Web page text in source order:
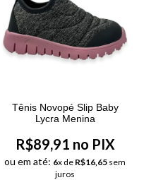
Tênis Novopé Slip Baby
Lycra Menina
R$89,91 no PIX
ou em até: 6x de R$16,65 sem
juros